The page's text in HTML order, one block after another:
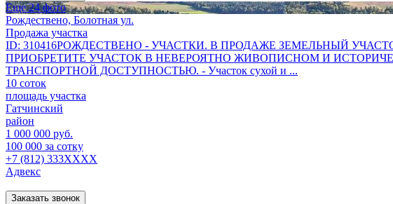
Еще 24 фото
Рождествено, Болотная ул.
Продажа участка
ID: 310416РОЖДЕСТВЕНО - УЧАСТКИ. В ПРОДАЖЕ ЗЕМЕЛЬНЫЙ
ПРИОБРЕТИТЕ УЧАСТОК В НЕВЕРОЯТНО ЖИВОПИСНОМ И
ТРАНСПОРТНОЙ ДОСТУПНОСТЬЮ. - Участок сухой и ...
10 соток
площадь участка
Гатчинский
район
1 000 000 руб.
100 000 за сотку
+7 (812) 333XXXX
Адвекс
Заказать звонок